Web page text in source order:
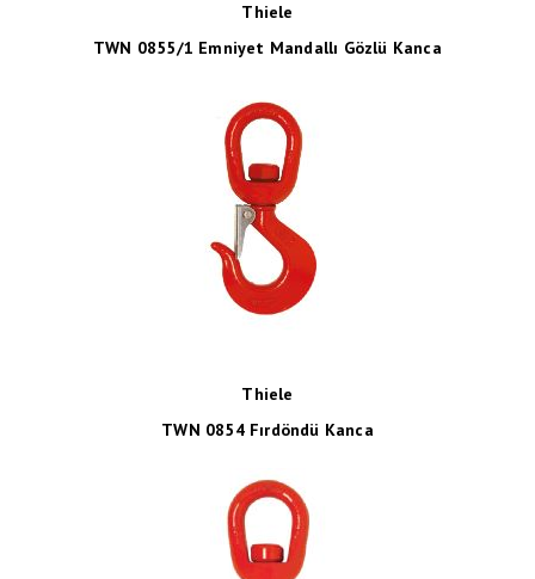
Thiele
TWN 0855/1 Emniyet Mandallı Gözlü Kanca
Thiele
TWN 0854 Fırdöndü Kanca